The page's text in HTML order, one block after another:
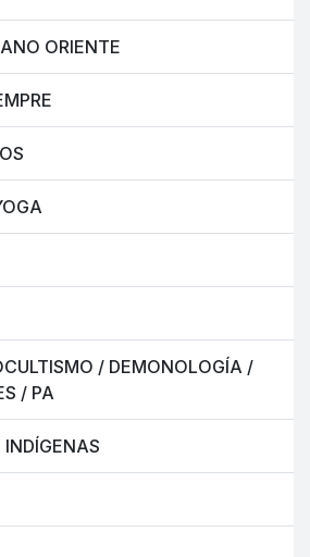
ORIENTE
/ DEMONOLOGÍA /
/ PA